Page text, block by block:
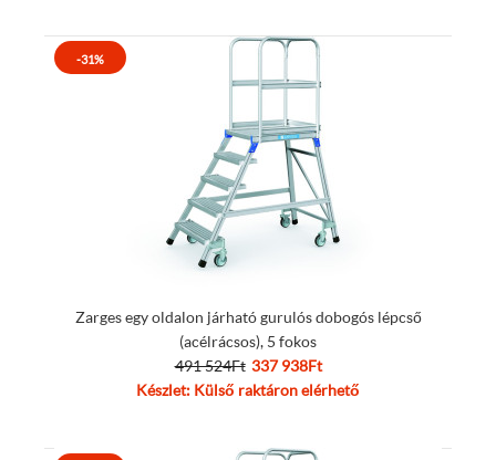
-31%
Zarges egy oldalon járható gurulós dobogós lépcső
(acélrácsos), 5 fokos
491 524Ft 337 938Ft
Készlet: Külső raktáron elérhető